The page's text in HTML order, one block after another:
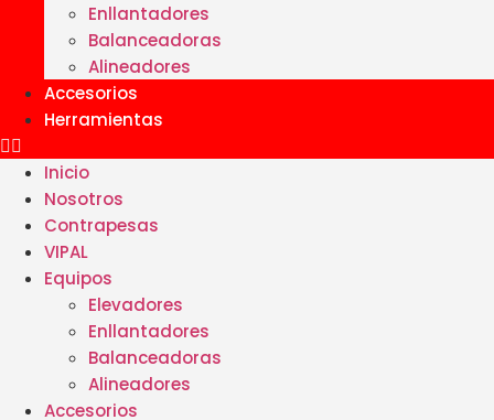
Enllantadores
Balanceadoras
Alineadores
Accesorios
Herramientas
Inicio
Nosotros
Contrapesas
VIPAL
Equipos
Elevadores
Enllantadores
Balanceadoras
Alineadores
Accesorios